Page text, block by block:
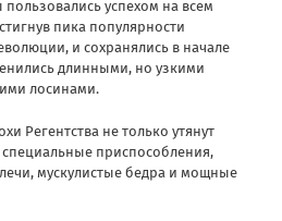
успехом на всем
пика популярности
и сохранялись в начале
длинными, но узкими
лосинами.
Регентства не только утянут
специальные приспособления,
мускулистые бедра и мощные